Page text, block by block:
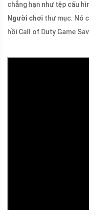
chẳng hạn như tệp cấu
Người chơi thư mục. Nó
hồi Call of Duty Game